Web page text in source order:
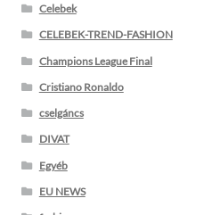
Celebek
CELEBEK-TREND-FASHION
Champions League Final
Cristiano Ronaldo
cselgáncs
DIVAT
Egyéb
EU NEWS